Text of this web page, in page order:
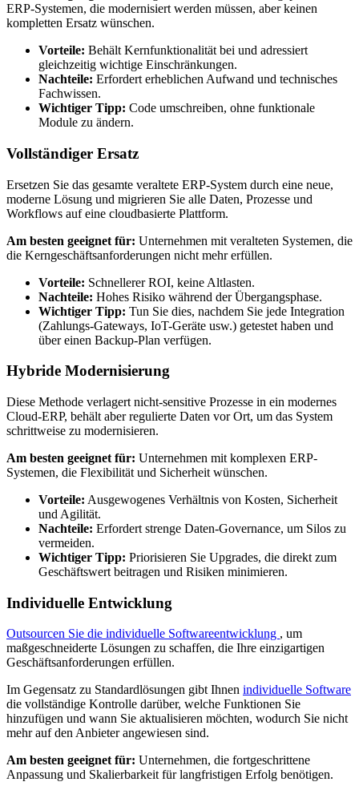
ERP-Systemen, die modernisiert werden müssen, aber keinen
kompletten Ersatz wünschen.
Vorteile: Behält Kernfunktionalität bei und adressiert
gleichzeitig wichtige Einschränkungen.
Nachteile: Erfordert erheblichen Aufwand und technisches
Fachwissen.
Wichtiger Tipp: Code umschreiben, ohne funktionale
Module zu ändern.
Vollständiger Ersatz
Ersetzen Sie das gesamte veraltete ERP-System durch eine neue,
moderne Lösung und migrieren Sie alle Daten, Prozesse und
Workflows auf eine cloudbasierte Plattform.
Am besten geeignet für: Unternehmen mit veralteten Systemen, die
die Kerngeschäftsanforderungen nicht mehr erfüllen.
Vorteile: Schnellerer ROI, keine Altlasten.
Nachteile: Hohes Risiko während der Übergangsphase.
Wichtiger Tipp: Tun Sie dies, nachdem Sie jede Integration
(Zahlungs-Gateways, IoT-Geräte usw.) getestet haben und
über einen Backup-Plan verfügen.
Hybride Modernisierung
Diese Methode verlagert nicht-sensitive Prozesse in ein modernes
Cloud-ERP, behält aber regulierte Daten vor Ort, um das System
schrittweise zu modernisieren.
Am besten geeignet für: Unternehmen mit komplexen ERP-
Systemen, die Flexibilität und Sicherheit wünschen.
Vorteile: Ausgewogenes Verhältnis von Kosten, Sicherheit
und Agilität.
Nachteile: Erfordert strenge Daten-Governance, um Silos zu
vermeiden.
Wichtiger Tipp: Priorisieren Sie Upgrades, die direkt zum
Geschäftswert beitragen und Risiken minimieren.
Individuelle Entwicklung
Outsourcen Sie die individuelle Softwareentwicklung , um
maßgeschneiderte Lösungen zu schaffen, die Ihre einzigartigen
Geschäftsanforderungen erfüllen.
Im Gegensatz zu Standardlösungen gibt Ihnen individuelle Software
die vollständige Kontrolle darüber, welche Funktionen Sie
hinzufügen und wann Sie aktualisieren möchten, wodurch Sie nicht
mehr auf den Anbieter angewiesen sind.
Am besten geeignet für: Unternehmen, die fortgeschrittene
Anpassung und Skalierbarkeit für langfristigen Erfolg benötigen.